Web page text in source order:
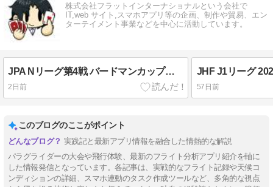
株式会社フラットインターナショナルという会社で
IT,web サイト,スマホアプリ等の企画、制作や貿易、エン
ターテイメント事業などを中心に活動しています。
JPA Nリーグ第4戦 バードマンカップ獅子吼Task1（QRコードなど）
2日前 57日前
このブログのここがポイント
実践記と最新アプリ情報を融合した情熱的な解説
パラグライダーの大会や飛行体験、最新のフライト分析アプリ紹介を軸に
した情報発信となっています。各記事は、実戦的なフライト記録や天候コ
ンディションの詳細、スマホ連動のタスク作成ツールなど、多角的な視点